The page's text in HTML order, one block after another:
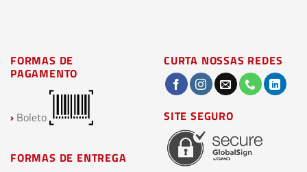
FORMAS DE
PAGAMENTO
› Boleto
FORMAS DE ENTREGA
CURTA NOSSAS REDES
SITE SEGURO